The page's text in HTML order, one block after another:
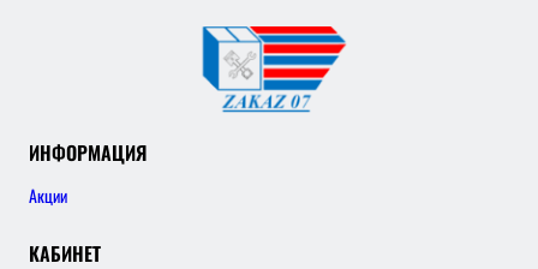
ИНФОРМАЦИЯ
Акции
КАБИНЕТ